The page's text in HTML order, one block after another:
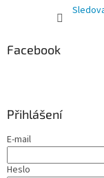
Facebook
Přihlášení
E-mail
Heslo